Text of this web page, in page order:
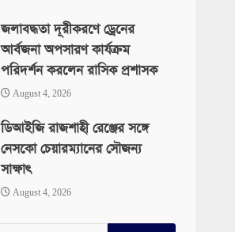
জলাবদ্ধতা দূরীকরণে ড্রেনের
আর্বজনা অপসারণ কার্যক্রম
পরিদর্শন করলেন রাসিক প্রশাসক
August 4, 2026
ডিআইজি রাজশাহী রেঞ্জের সঙ্গে
নেসকো চেয়ারম্যানের সৌজন্য
সাক্ষাৎ
August 4, 2026